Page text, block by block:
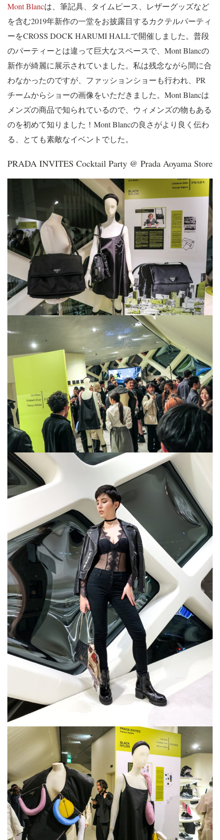
Mont Blancは、筆記具、タイムピース、レザーグッズなど
を含む2019年新作の一堂をお披露目するカクテルパーティ
ーをCROSS DOCK HARUMI HALLで開催しました。普段
のパーティーとは違って巨大なスペースで、Mont Blancの
新作が綺麗に展示されていました。私は残念ながら間に合
わなかったのですが、ファッションショーも行われ、PR
チームからショーの画像をいただきました。Mont Blancは
メンズの商品で知られているので、ウィメンズの物もある
のを初めて知りました！Mont Blancの良さがより良く伝わ
る、とても素敵なイベントでした。
PRADA INVITES Cocktail Party @ Prada Aoyama Store